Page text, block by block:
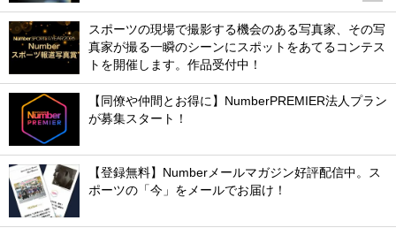
スポーツの現場で撮影する機会のある写真家、その写
真家が撮る一瞬のシーンにスポットをあてるコンテス
トを開催します。作品受付中！
【同僚や仲間とお得に】NumberPREMIER法人プラン
が募集スタート！
【登録無料】Numberメールマガジン好評配信中。ス
ポーツの「今」をメールでお届け！